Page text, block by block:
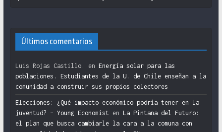
Últimos comentarios
Luis Rojas Castillo. en Energía solar para las
poblaciones. Estudiantes de la U. de Chile enseñan a la
comunidad a construir sus propios colectores
Elecciones: ¿Qué impacto económico podría tener en la
juventud? – Young Economist en La Pintana del Futuro:
el plan que busca cambiarle la cara a la comuna con